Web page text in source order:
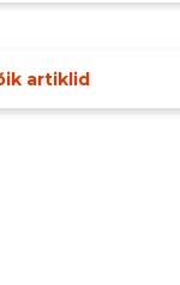
artiklid